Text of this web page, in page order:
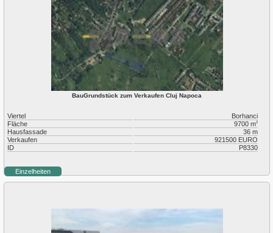
BauGrundstück zum Verkaufen Cluj Napoca
Viertel
Borhanci
Fläche
9700 m2
Hausfassade
36 m
Verkaufen
921500 EURO
ID
P8330
Einzelheiten